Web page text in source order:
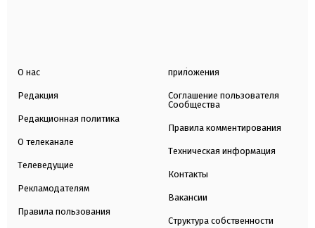
О нас
Редакция
Редакционная политика
О телеканале
Телеведущие
Рекламодателям
Правила пользования
приложения
Соглашение пользователя
Сообщества
Правила комментирования
Техническая информация
Контакты
Вакансии
Структура собственности